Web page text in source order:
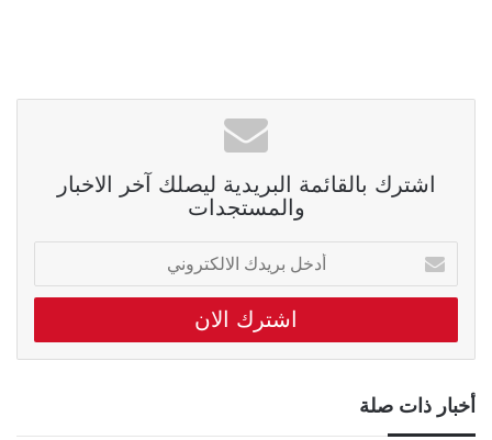
اشترك بالقائمة البريدية ليصلك آخر الاخبار
والمستجدات
أدخل
بريدك
الالكتروني
أخبار ذات صلة